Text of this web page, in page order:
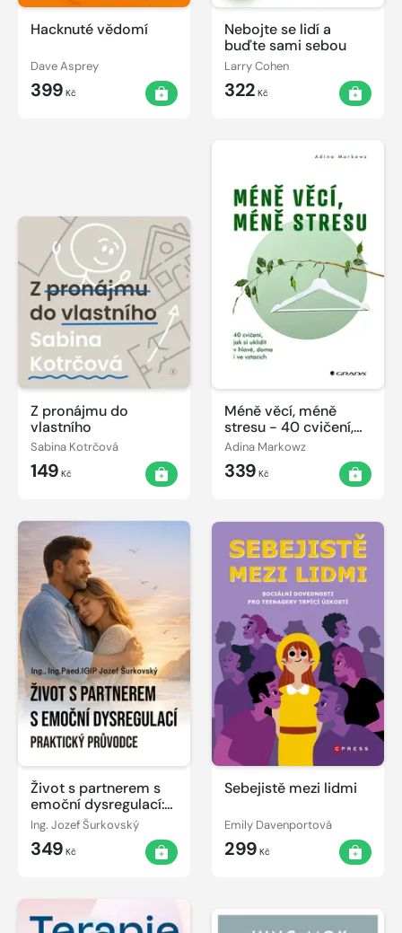
Hacknuté vědomí
Dave Asprey
399 Kč
Nebojte se lidí a
buďte sami sebou
Larry Cohen
322 Kč
Z pronájmu do
vlastního
Sabina Kotrčová
149 Kč
Méně věcí, méně
stresu - 40 cvičení,
jak si uklidit v hlavě,
doma i ve vztazích
Adina Markowz
339 Kč
Život s partnerem s
emoční dysregulací:
Praktický průvodce
Ing. Jozef Šurkovský
349 Kč
Sebejistě mezi lidmi
Emily Davenportová
299 Kč